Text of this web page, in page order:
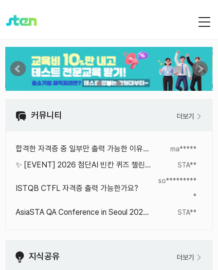
커뮤니티 더보기
합격한 자격증 중 일부만 출력 가능한 이유가 궁금합니다. ma*****
✨ [EVENT] 2026 첨단AI 빈칸 퀴즈 챌린지! ✨ STA**
ISTQB CTFL 자격증 출력 가능한가요?
so*********
*
AsiaSTA QA Conference in Seoul 2026 발표 영상 공개 STA**
지식공유 더보기